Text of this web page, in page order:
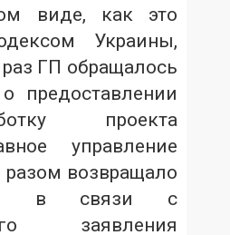
виде, как это
Украины,
ГП обращалось
предоставлении
проекта
управление
разом возвращало
в связи с
заявления